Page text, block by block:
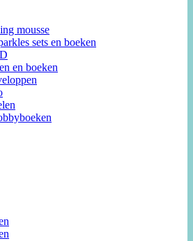
mousse
sets en boeken
en boeken